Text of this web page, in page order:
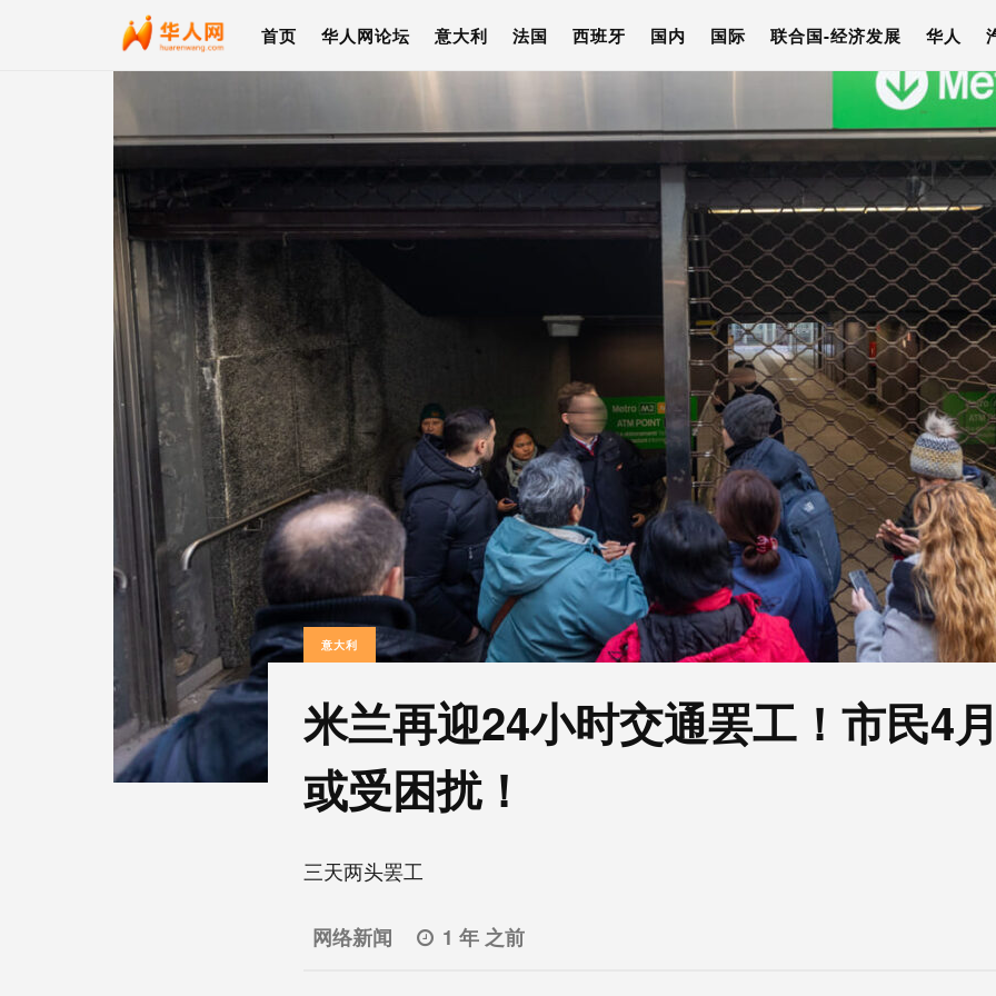
首页 华人网论坛 意大利 法国 西班牙 国内 国际 联合国-经济发展 华人
意大利
米兰再迎24小时交通罢工！市民4
或受困扰！
三天两头罢工
网络新闻 1 年 之前